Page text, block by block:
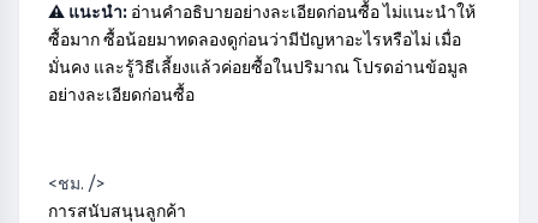
⚠️ แนะนำ: อ่านคำอธิบายอย่างละเอียดก่อนซื้อ ไม่แนะนำให้
ซื้อมาก ซื้อน้อยมาทดลองดูก่อนว่ามีปัญหาอะไรหรือไม่ เมื่อ
มั่นคง และรู้วิธีเลี้ยงแล้วค่อยซื้อในปริมาณ โปรดอ่านข้อมูล
อย่างละเอียดก่อนซื้อ
<ชม. />
การสนับสนุนลูกค้า